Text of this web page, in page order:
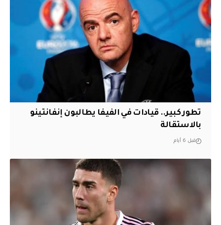
تطور كبير.. قيادات في الفيفا يطالبون إنفانتينو
بالاستقالة
قبل 6 أيام